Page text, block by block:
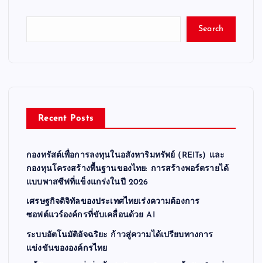
Search
Recent Posts
กองทรัสต์เพื่อการลงทุนในอสังหาริมทรัพย์ (REITs) และ
กองทุนโครงสร้างพื้นฐานของไทย: การสร้างพอร์ตรายได้
แบบพาสซีฟที่แข็งแกร่งในปี 2026
เศรษฐกิจดิจิทัลของประเทศไทยเร่งความต้องการ
ซอฟต์แวร์องค์กรที่ขับเคลื่อนด้วย AI
ระบบอัตโนมัติอัจฉริยะ ก้าวสู่ความได้เปรียบทางการ
แข่งขันขององค์กรไทย